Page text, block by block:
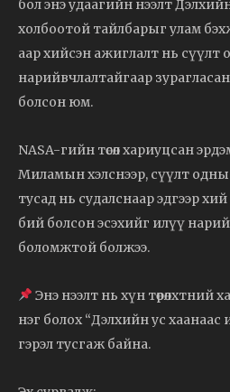
бол энэ удаагийн нээлт
холбоотой тайлбарыг улам
аар хийсэн ажиглалт нь сүүлт
нарийвчлалтайгаар
болсон юм.
NASA-гийн төсөл хариуцсан
Миламын хэлснээр, сүүлт
тусад нь судалснаар эдгээр хий
бий болсон эсэхийг илүү
боломжтой болжээ.
Энэ нээлт нь хүн
нэг болох “Дэлхийн ус хаанаас
гэрэл тусгаж байна.